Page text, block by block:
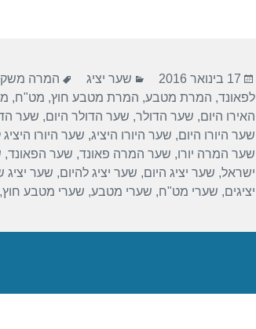
o
o
k
פורסם
בתאריך
17 בינואר 2016 קטגוריות
שער יציג תגיות
המרה
לפאונד, המרת מטבע, המרת מטבע חוץ, מט"ח,
האירו היום, שער הדולר, שער הדולר היום, שער
שער היורו היום, שער היורו היציג, שער היורו היציג
שער המרה יורו, שער המרה פאונד, שער הפאונד,
ישראל, שער יציג היום, שער יציג להיום, שער יציג
יציגים, שערי מט"ח, שערי מטבע, שערי מטבע חוץ,